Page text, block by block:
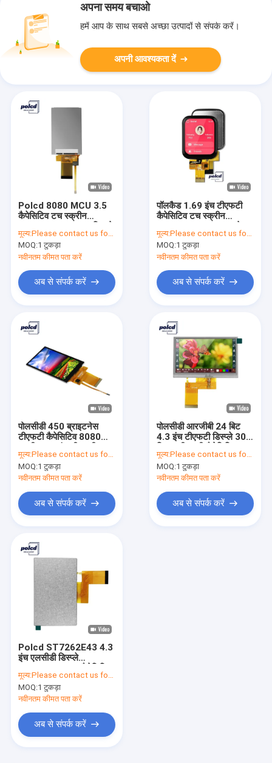
उत्पादों
वीआर दिखाएँ
हमारे बारे में
समाचार
मामलों
अपना समय बचाओ
हमें आप के साथ सबसे अच्छा उत्पादों से संपर्क करें।
अपनी आवश्यकता दें
Polcd 8080 MCU 3.5
कैपेसिटिव टच स्क्रीन
मूल्य:Please contact us for latest price
MOQ:1 टुकड़ा
नवीनतम कीमत पता करें
अब से संपर्क करें
पॉलकैड 1.69 इंच टीएफटी
कैपेसिटिव टच स्क्रीन
ब्लैक आईपीएस एलसीडी
मॉड्यूल
मूल्य:Please contact us for latest price
MOQ:1 टुकड़ा
नवीनतम कीमत पता करें
अब से संपर्क करें
पोलसीडी 450 ब्राइटनेस
टीएफटी कैपेसिटिव 8080
एलसीडी टच स्क्रीन
मूल्य:Please contact us for latest price
MOQ:1 टुकड़ा
नवीनतम कीमत पता करें
अब से संपर्क करें
पोलसीडी आरजीबी 24 बिट
4.3 इंच टीएफटी डिस्प्ले 300
टचस्क्रीन
मूल्य:Please contact us for latest price
MOQ:1 टुकड़ा
नवीनतम कीमत पता करें
अब से संपर्क करें
Polcd ST7262E43 4.3
इंच एलसीडी डिस्प्ले
टच स्क्रीन
मूल्य:Please contact us for latest price
MOQ:1 टुकड़ा
नवीनतम कीमत पता करें
अब से संपर्क करें